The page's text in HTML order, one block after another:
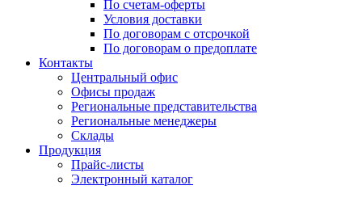
По счетам-оферты
Условия доставки
По договорам с отсрочкой
По договорам о предоплате
Контакты
Центральный офис
Офисы продаж
Региональные представительства
Региональные менеджеры
Склады
Продукция
Прайс-листы
Электронный каталог